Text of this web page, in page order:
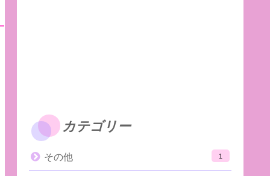
カテゴリー
その他 1